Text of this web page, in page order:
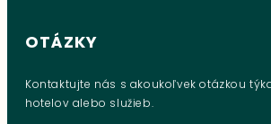
OTÁZKY
Kontaktujte nás s akoukoľvek otázkou
hotelov alebo služieb.